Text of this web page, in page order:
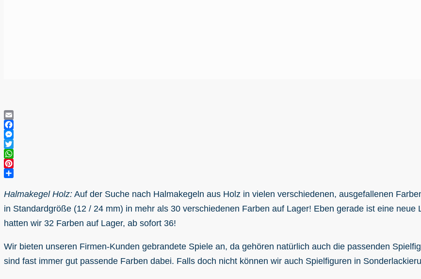
Email
Facebook
Messenger
Twitter
WhatsApp
Pinterest
Halmakegel Holz: Auf der Suche nach Halmakegeln aus Holz in vielen verschiedenen, ausgefallenen
in Standardgröße (12 / 24 mm) in mehr als 30 verschiedenen Farben auf Lager! Eben gerade ist eine
hatten wir 32 Farben auf Lager, ab sofort 36!
Wir bieten unseren Firmen-Kunden gebrandete Spiele an, da gehören natürlich auch die passenden
sind fast immer gut passende Farben dabei. Falls doch nicht können wir auch Spielfiguren in